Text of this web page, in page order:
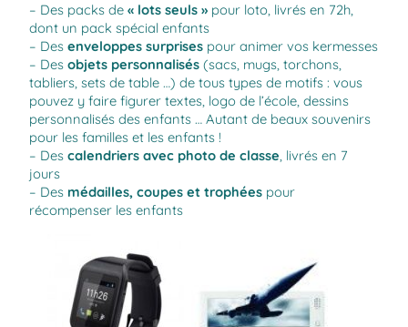
– Des packs de « lots seuls » pour loto, livrés en 72h,
dont un pack spécial enfants
– Des enveloppes surprises pour animer vos kermesses
– Des objets personnalisés (sacs, mugs, torchons,
tabliers, sets de table …) de tous types de motifs : vous
pouvez y faire figurer textes, logo de l’école, dessins
personnalisés des enfants … Autant de beaux souvenirs
pour les familles et les enfants !
– Des calendriers avec photo de classe, livrés en 7
jours
– Des médailles, coupes et trophées pour
récompenser les enfants